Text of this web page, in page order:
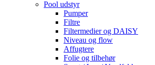
Pool udstyr
Pumper
Filtre
Filtermedier og DAISY
Niveau og flow
Affugtere
Folie og tilbehør